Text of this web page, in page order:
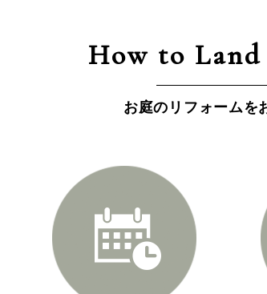
How to Land
お庭のリフォームを